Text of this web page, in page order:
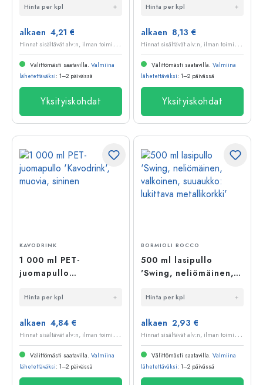
Hinta per kpl
alkaen 4,21 €
H
innat sisältävät alv:n, ilman toimituskuluja
Välittömästi saatavilla. Valmiina
lähetettäväksi: 1–2 päivässä
Yksityiskohdat
suuaukko: lukittava
Hinta per kpl
alkaen 8,13 €
H
innat sisältävät alv:n, ilman toimituskuluja
Välittömästi saatavilla. Valmiina
lähetettäväksi: 1–2 päivässä
Yksityiskohdat
KAVODRINK
1 000 ml PET-
juomapullo
sininen
Hinta per kpl
alkaen 4,84 €
H
innat sisältävät alv:n, ilman toimituskuluja
Välittömästi saatavilla. Valmiina
lähetettäväksi: 1–2 päivässä
BORMIOLI ROCCO
500 ml lasipullo
'Swing, neliömäinen,
lukittava
Hinta per kpl
alkaen 2,93 €
H
innat sisältävät alv:n, ilman toimituskuluja
Välittömästi saatavilla. Valmiina
lähetettäväksi: 1–2 päivässä